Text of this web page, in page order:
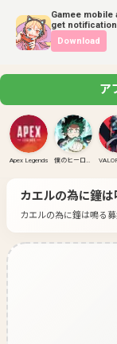
Gamee
get
Download
ア
Apex Legends 僕のヒーローアカデミア ULTRA RUMBLE
カエルの為に鐘は
カエルの為に鐘は鳴る